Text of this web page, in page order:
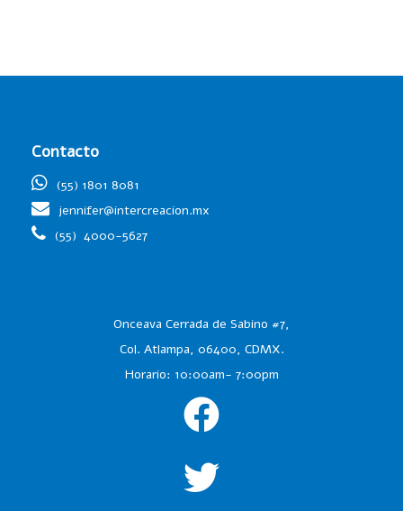
Contacto
(55) 1801 8081
jennifer@intercreacion.mx
(55) 4000-5627
Onceava Cerrada de Sabino #7,
Col. Atlampa, 06400, CDMX.
Horario: 10:00am- 7:00pm